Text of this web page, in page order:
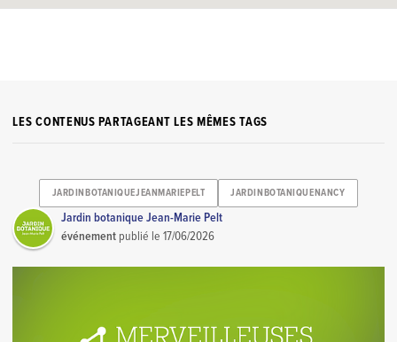
LES CONTENUS PARTAGEANT LES MÊMES TAGS
JARDINBOTANIQUEJEANMARIEPELT JARDINBOTANIQUENANCY
Jardin botanique Jean-Marie Pelt
événement publié le17/06/2026